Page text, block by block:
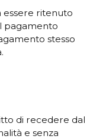
essere ritenuto
pagamento
stesso
di recedere dal
e senza